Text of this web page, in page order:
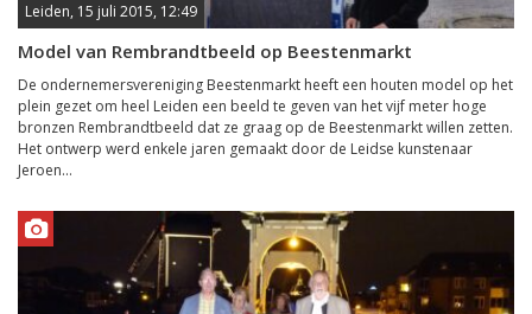
Leiden, 15 juli 2015, 12:49
Model van Rembrandtbeeld op Beestenmarkt
De ondernemersvereniging Beestenmarkt heeft een houten model op het
plein gezet om heel Leiden een beeld te geven van het vijf meter hoge
bronzen Rembrandtbeeld dat ze graag op de Beestenmarkt willen zetten.
Het ontwerp werd enkele jaren gemaakt door de Leidse kunstenaar
Jeroen...